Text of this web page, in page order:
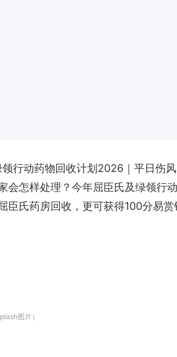
行动药物回收计划2026｜平日伤
怎样处理？今年屈臣氏及绿领行
臣氏药房回收，更可获得100分易
图片）